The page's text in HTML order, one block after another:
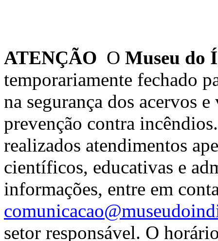
ATENÇÃO O Museu do
temporariamente fechado
na segurança dos acervos
prevenção contra
realizados atendimentos
científicos, educativas e
informações, entre em
setor responsável. O